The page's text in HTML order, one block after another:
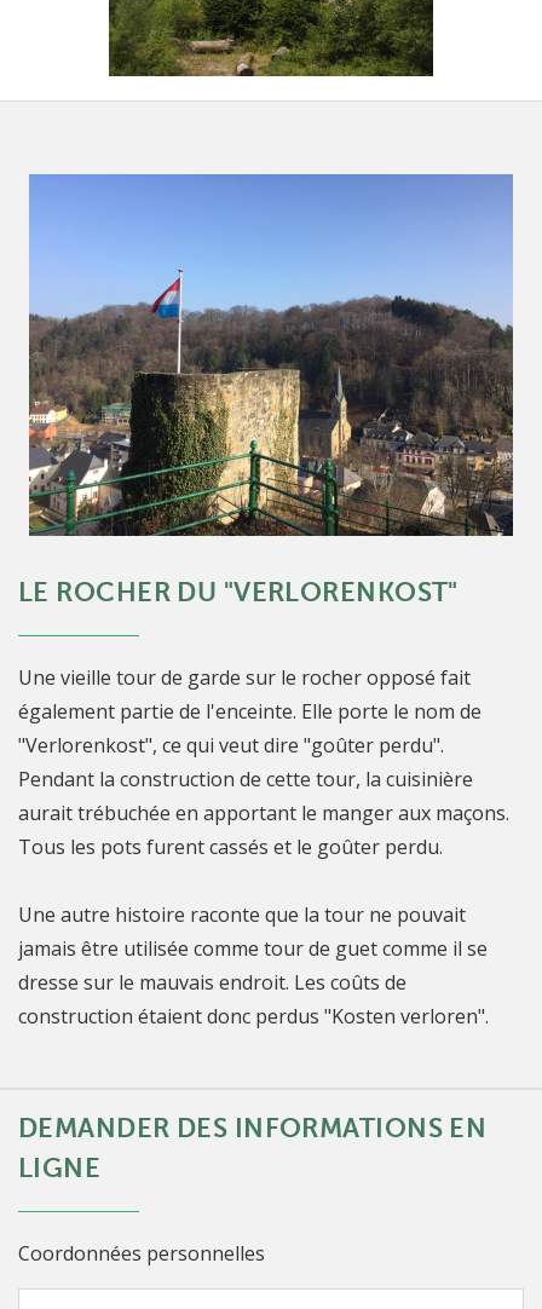
LE ROCHER DU "VERLORENKOST"
Une vieille tour de garde sur le rocher opposé fait
également partie de l'enceinte. Elle porte le nom de
"Verlorenkost", ce qui veut dire "goûter perdu".
Pendant la construction de cette tour, la cuisinière
aurait trébuchée en apportant le manger aux maçons.
Tous les pots furent cassés et le goûter perdu.
Une autre histoire raconte que la tour ne pouvait
jamais être utilisée comme tour de guet comme il se
dresse sur le mauvais endroit. Les coûts de
construction étaient donc perdus "Kosten verloren".
DEMANDER DES INFORMATIONS EN
LIGNE
Coordonnées personnelles